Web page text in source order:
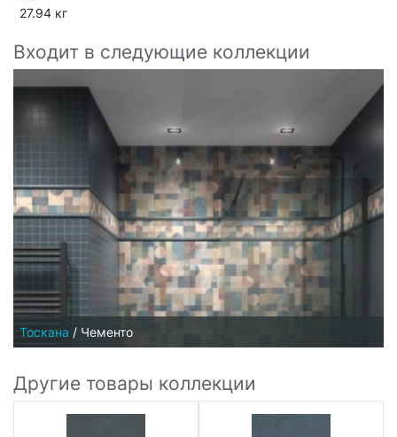
27.94 кг
Входит в следующие коллекции
Тоскана / Чементо
Другие товары коллекции